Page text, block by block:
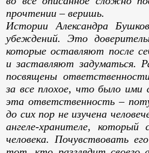
прочтении – веришь.
Истории Александра
убеждений. Это
которые оставляют после
и заставляют задуматься.
посвящены
за все плохое, что было
эта ответственность –
до сих пор не изучена
ангеле-хранителе,
человека. Почувствовать